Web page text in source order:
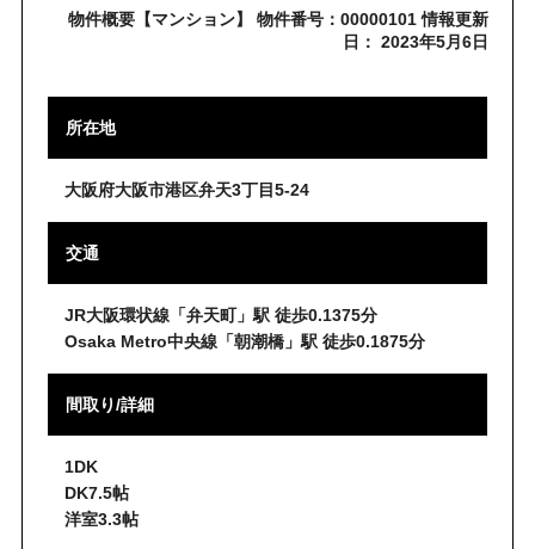
物件概要【マンション】 物件番号：00000101 情報更新
日： 2023年5月6日
所在地
大阪府大阪市港区弁天3丁目5-24
交通
JR大阪環状線「弁天町」駅 徒歩0.1375分
Osaka Metro中央線「朝潮橋」駅 徒歩0.1875分
間取り/詳細
1DK
DK7.5帖
洋室3.3帖